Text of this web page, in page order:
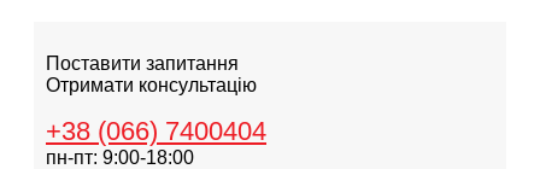
Поставити запитання
Отримати консультацію
+38 (066) 7400404
пн-пт: 9:00-18:00